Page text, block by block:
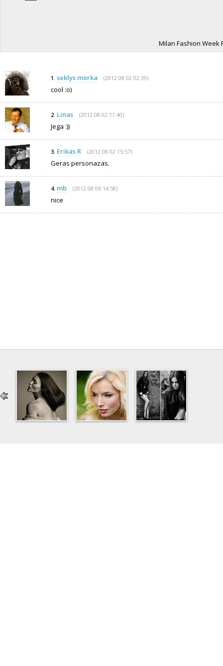
Milan Fashion Week
1. seklys morka (2012 08 02 02:39)
cool :o)
2. Linas (2012 08 02 11:40)
Jega :))
3. Erikas R (2012 08 02 15:57)
Geras personazas.
4. mb (2012 08 06 14:58)
nice